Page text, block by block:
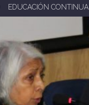
EDUCACIÓN CONTINUA